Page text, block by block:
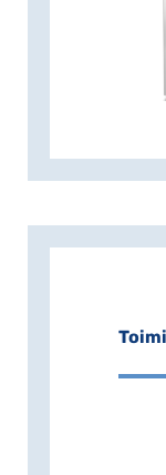
värillisellä